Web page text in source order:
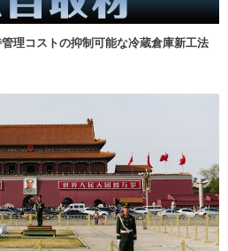
理コストの抑制可能な冷蔵倉庫新工法